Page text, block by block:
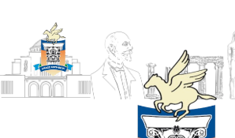
ΔΗΜΟΣ
ΚΟΡΙΝΘΙΩΝ